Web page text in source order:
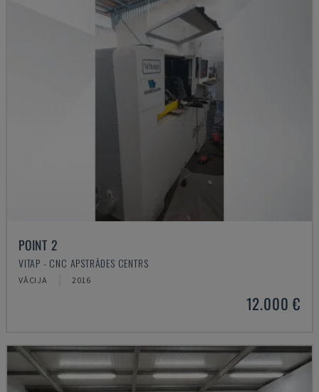
POINT 2
VITAP - CNC APSTRĀDES CENTRS
VĀCIJA 2016
12.000 €